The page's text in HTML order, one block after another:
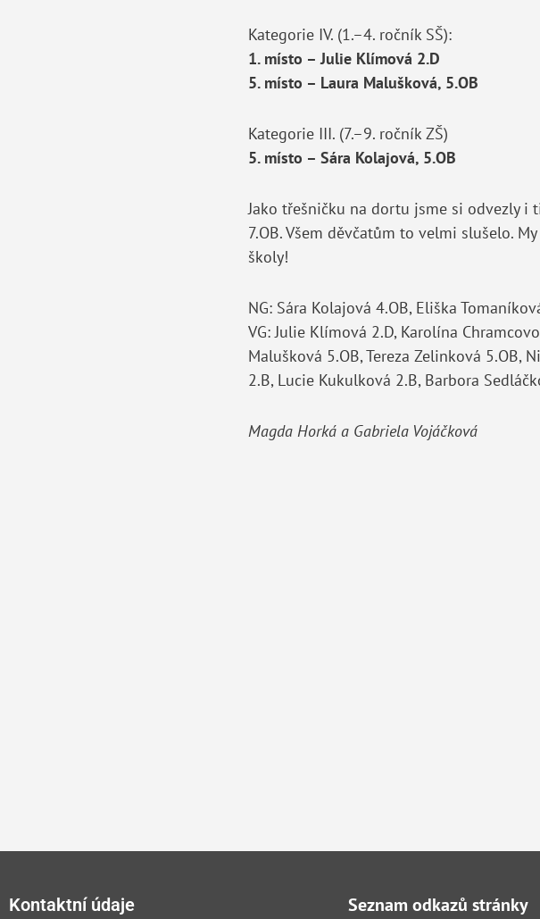
Kategorie IV. (1.–4. ročník SŠ):
1. místo – Julie Klímová 2.D
5. místo – Laura Malušková, 5.OB
Kategorie III. (7.–9. ročník ZŠ)
5. místo – Sára Kolajová, 5.OB
Jako třešničku na dortu jsme si odvezly i
7.OB. Všem děvčatům to velmi slušelo.
školy!
NG: Sára Kolajová 4.OB, Eliška
VG: Julie Klímová 2.D, Karolína
Malušková 5.OB, Tereza Zelinková 5.OB,
2.B, Lucie Kukulková 2.B, Barbora
Magda Horká a Gabriela Vojáčková
Kontaktní údaje Seznam odkazů stránky